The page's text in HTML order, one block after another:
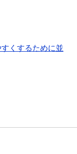
くするために並